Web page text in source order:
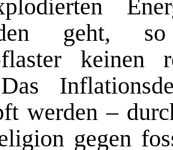
geht,
keinen
werden –
gegen